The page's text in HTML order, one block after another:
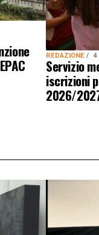
REDAZIONE 4
Servizio
iscrizioni
2026/